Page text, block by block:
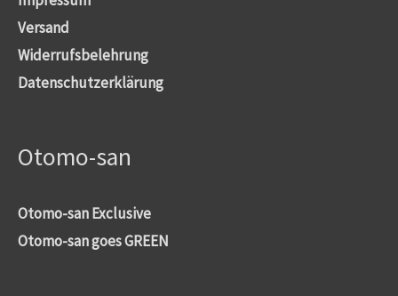
Versand
Widerrufsbelehrung
Datenschutzerklärung
Otomo-san
Otomo-san Exclusive
Otomo-san goes GREEN